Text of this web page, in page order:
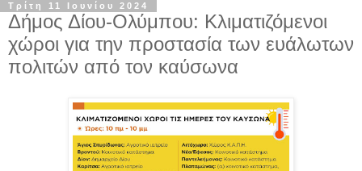
Τρίτη 11 Ιουνίου 2024
Δήμος Δίου-Ολύμπου: Κλιματιζόμενοι
χώροι για την προστασία των ευάλωτων
πολιτών από τον καύσωνα